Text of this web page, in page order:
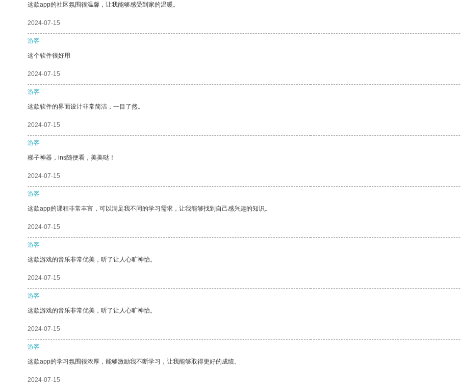
这款app的社区氛围很温馨，让我能够感受到家的温暖。
2024-07-15
游客
这个软件很好用
2024-07-15
游客
这款软件的界面设计非常简洁，一目了然。
2024-07-15
游客
梯子神器，ins随便看，美美哒！
2024-07-15
游客
这款app的课程非常丰富，可以满足我不同的学习需求，让我能够找到自己感兴趣的知识。
2024-07-15
游客
这款游戏的音乐非常优美，听了让人心旷神怡。
2024-07-15
游客
这款游戏的音乐非常优美，听了让人心旷神怡。
2024-07-15
游客
这款app的学习氛围很浓厚，能够激励我不断学习，让我能够取得更好的成绩。
2024-07-15